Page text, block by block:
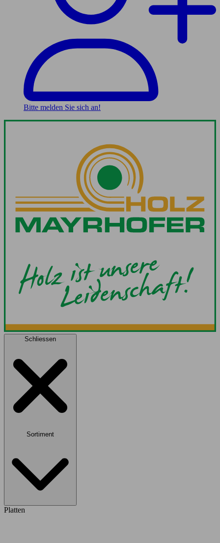
Bitte melden Sie sich an!
Schliessen
Sortiment
Platten